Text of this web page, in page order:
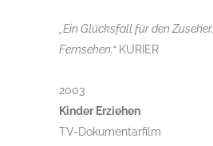
„Ein Glücksfall für den
Fernsehen.“KURIER
2003
Kinder Erziehen
TV-Dokumentarfilm